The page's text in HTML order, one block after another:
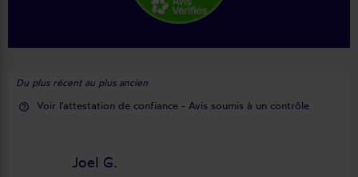
Du plus récent au plus ancien
help_outline Voir l'attestation de confiance - Avis soumis à un contrôle
Joel G.